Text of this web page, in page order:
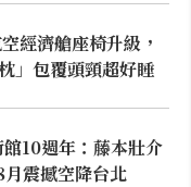
經濟艙座椅升級，
」包覆頭頸超好睡
10週年：藤本壯介
震撼空降台北